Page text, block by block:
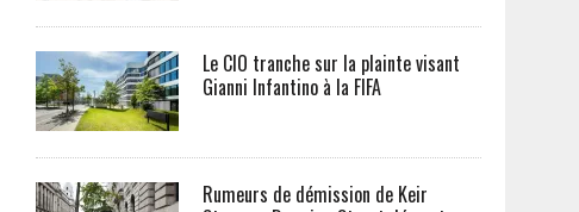
Le CIO tranche sur la plainte visant
Gianni Infantino à la FIFA
Rumeurs de démission de Keir